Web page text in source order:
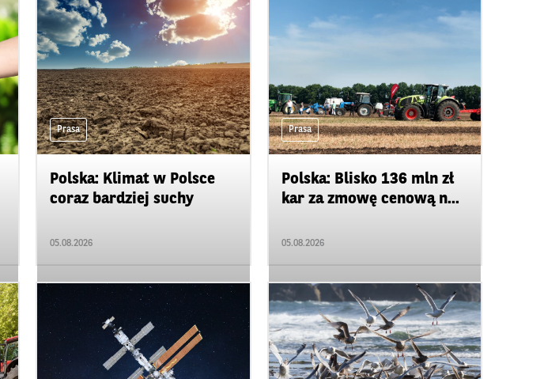
Prasa
Polska: Klimat w Polsce
coraz bardziej suchy
05.08.2026
Prasa
Polska: Blisko 136 mln zł
kar za zmowę cenową n...
05.08.2026